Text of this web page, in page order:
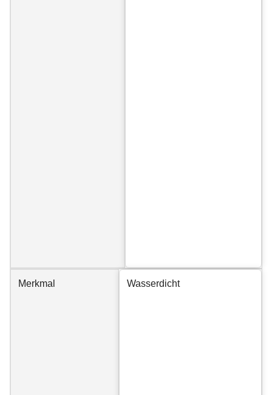
Merkmal Wasserdicht